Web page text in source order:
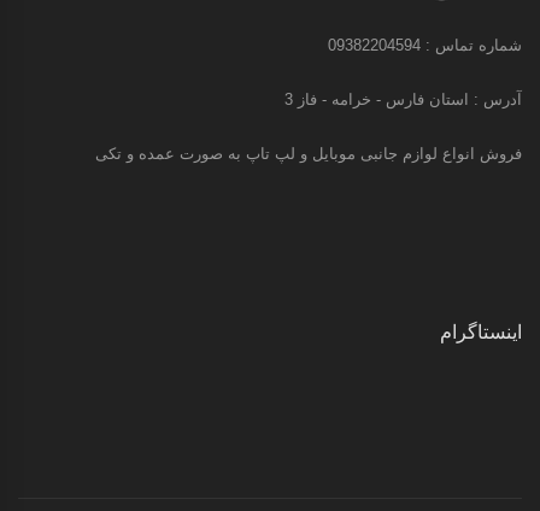
شماره تماس : 09382204594
آدرس : استان فارس - خرامه - فاز 3
فروش انواع لوازم جانبی موبایل و لپ تاپ به صورت عمده و تکی
اینستاگرام